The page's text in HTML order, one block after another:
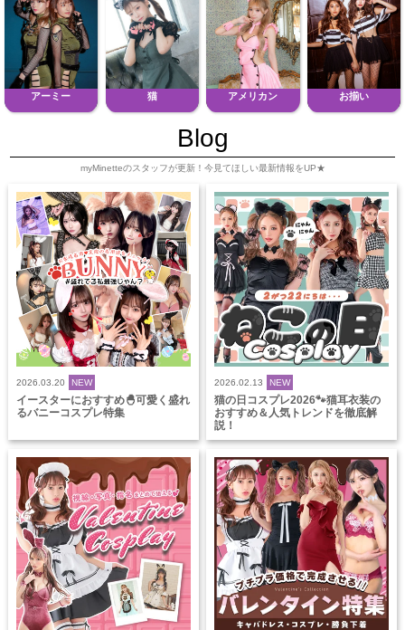
アーミー 猫 アメリカン お揃い
Blog
myMinetteのスタッフが更新！今見てほしい最新情報をUP★
2026.03.20 NEW
イースターにおすすめ🐣可愛く盛れ
るバニーコスプレ特集
2026.02.13 NEW
猫の日コスプレ2026🐾猫耳衣装の
おすすめ＆人気トレンドを徹底解
説！